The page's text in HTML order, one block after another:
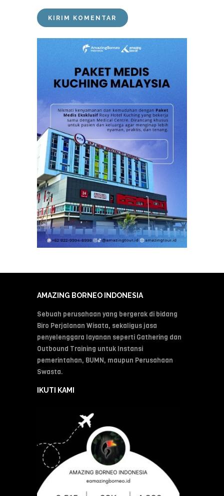
AMAZING BORNEO INDONESIA
Sebuah perusahaan yang bergerak di bidang
Biro Perjalanan Wisata, sekaligus jasa
penyelenggara layanan seperti Gathering dan
Outbound Training untuk Instansi
pemerintahan, BUMN, maupun Perusahaan
Swasta.
IKUTI KAMI